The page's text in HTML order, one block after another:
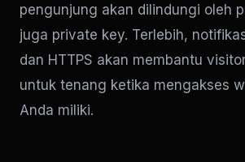
pengunjung akan dilindungi oleh
juga private key. Terlebih,
dan HTTPS akan membantu
untuk tenang ketika mengakses
Anda miliki.